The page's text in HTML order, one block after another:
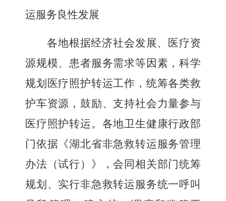
运服务良性发展
各地根据经济社会发展、医疗资
源规模、患者服务需求等 因素 ，科学
规划医疗照护转运工作，统筹各类救
护车资源，鼓励、支持社会力量参与
医疗照护转运。各地卫生健康行政部
门依据《湖北省非急救转运服务管理
办法（试行）》，会同相关部门统筹
规划、实行非急救转运服务统一呼叫